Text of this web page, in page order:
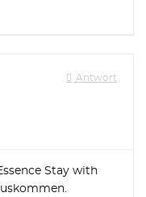
Antwort
Stay with